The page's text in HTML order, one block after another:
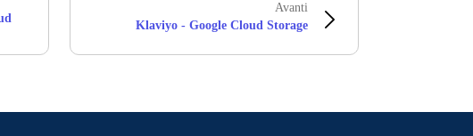
Avanti
Klaviyo - Google Cloud Storage